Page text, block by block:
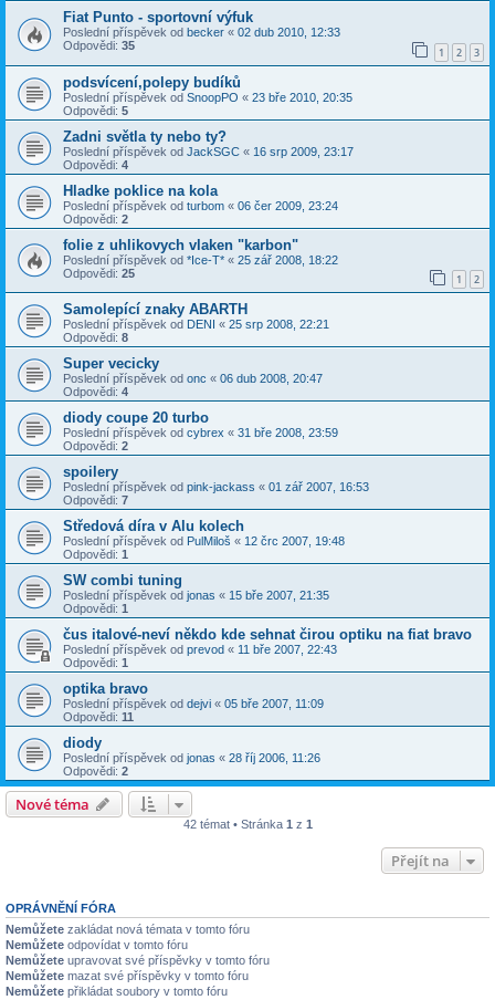
Fiat Punto - sportovní výfuk
Poslední příspěvek od becker « 02 dub 2010, 12:33
Odpovědi: 35 1 2 3
podsvícení,polepy budíků
Poslední příspěvek od SnoopPO « 23 bře 2010, 20:35
Odpovědi: 5
Zadni světla ty nebo ty?
Poslední příspěvek od JackSGC « 16 srp 2009, 23:17
Odpovědi: 4
Hladke poklice na kola
Poslední příspěvek od turbom « 06 čer 2009, 23:24
Odpovědi: 2
folie z uhlikovych vlaken "karbon"
Poslední příspěvek od *Ice-T* « 25 zář 2008, 18:22
Odpovědi: 25 1 2
Samolepící znaky ABARTH
Poslední příspěvek od DENI « 25 srp 2008, 22:21
Odpovědi: 8
Super vecicky
Poslední příspěvek od onc « 06 dub 2008, 20:47
Odpovědi: 4
diody coupe 20 turbo
Poslední příspěvek od cybrex « 31 bře 2008, 23:59
Odpovědi: 2
spoilery
Poslední příspěvek od pink-jackass « 01 zář 2007, 16:53
Odpovědi: 7
Středová díra v Alu kolech
Poslední příspěvek od PulMiloš « 12 črc 2007, 19:48
Odpovědi: 1
SW combi tuning
Poslední příspěvek od jonas « 15 bře 2007, 21:35
Odpovědi: 1
čus italové-neví někdo kde sehnat čirou optiku na fiat bravo
Poslední příspěvek od prevod « 11 bře 2007, 22:43
Odpovědi: 1
optika bravo
Poslední příspěvek od dejvi « 05 bře 2007, 11:09
Odpovědi: 11
diody
Poslední příspěvek od jonas « 28 říj 2006, 11:26
Odpovědi: 2
Nové téma
42 témat • Stránka 1 z 1
Přejít na
OPRÁVNĚNÍ FÓRA
Nemůžete zakládat nová témata v tomto fóru
Nemůžete odpovídat v tomto fóru
Nemůžete upravovat své příspěvky v tomto fóru
Nemůžete mazat své příspěvky v tomto fóru
Nemůžete přikládat soubory v tomto fóru